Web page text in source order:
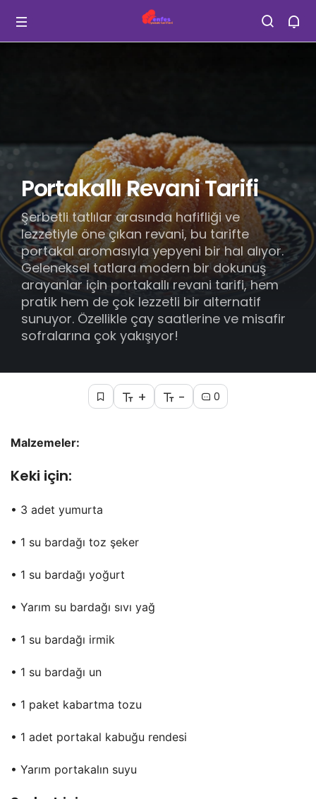
Portakallı Revani Tarifi
Şerbetli tatlılar arasında hafifliği ve
lezzetiyle öne çıkan revani, bu tarifte
portakal aromasıyla yepyeni bir hal alıyor.
Geleneksel tatlara modern bir dokunuş
arayanlar için portakallı revani tarifi, hem
pratik hem de çok lezzetli bir alternatif
sunuyor. Özellikle çay saatlerine ve misafir
sofralarına çok yakışıyor!
+ - 0
Malzemeler:
Keki için:
• 3 adet yumurta
• 1 su bardağı toz şeker
• 1 su bardağı yoğurt
• Yarım su bardağı sıvı yağ
• 1 su bardağı irmik
• 1 su bardağı un
• 1 paket kabartma tozu
• 1 adet portakal kabuğu rendesi
• Yarım portakalın suyu